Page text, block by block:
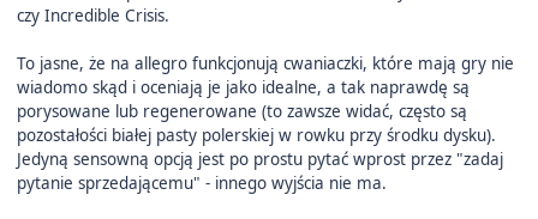
czy Incredible Crisis.
To jasne, że na allegro funkcjonują cwaniaczki, które mają gry nie
wiadomo skąd i oceniają je jako idealne, a tak naprawdę są
porysowane lub regenerowane (to zawsze widać, często są
pozostałości białej pasty polerskiej w rowku przy środku dysku).
Jedyną sensowną opcją jest po prostu pytać wprost przez "zadaj
pytanie sprzedającemu" - innego wyjścia nie ma.